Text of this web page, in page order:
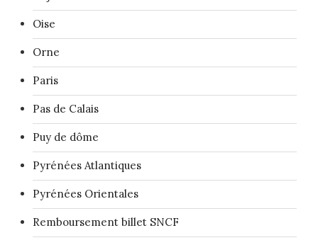
Oise
Orne
Paris
Pas de Calais
Puy de dôme
Pyrénées Atlantiques
Pyrénées Orientales
Remboursement billet SNCF